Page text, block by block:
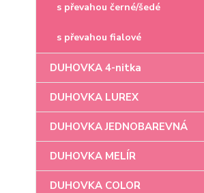
s převahou černé/šedé
s převahou fialové
DUHOVKA 4-nitka
DUHOVKA LUREX
DUHOVKA JEDNOBAREVNÁ
DUHOVKA MELÍR
DUHOVKA COLOR